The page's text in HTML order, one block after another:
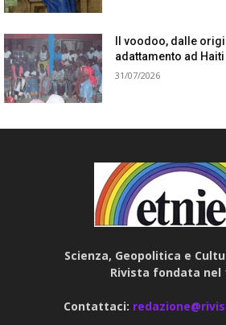
Il voodoo, dalle
adattamento ad Haiti
31/07/2026
Scienza, Geopolitica e
Rivista fondata nel
Contattaci: